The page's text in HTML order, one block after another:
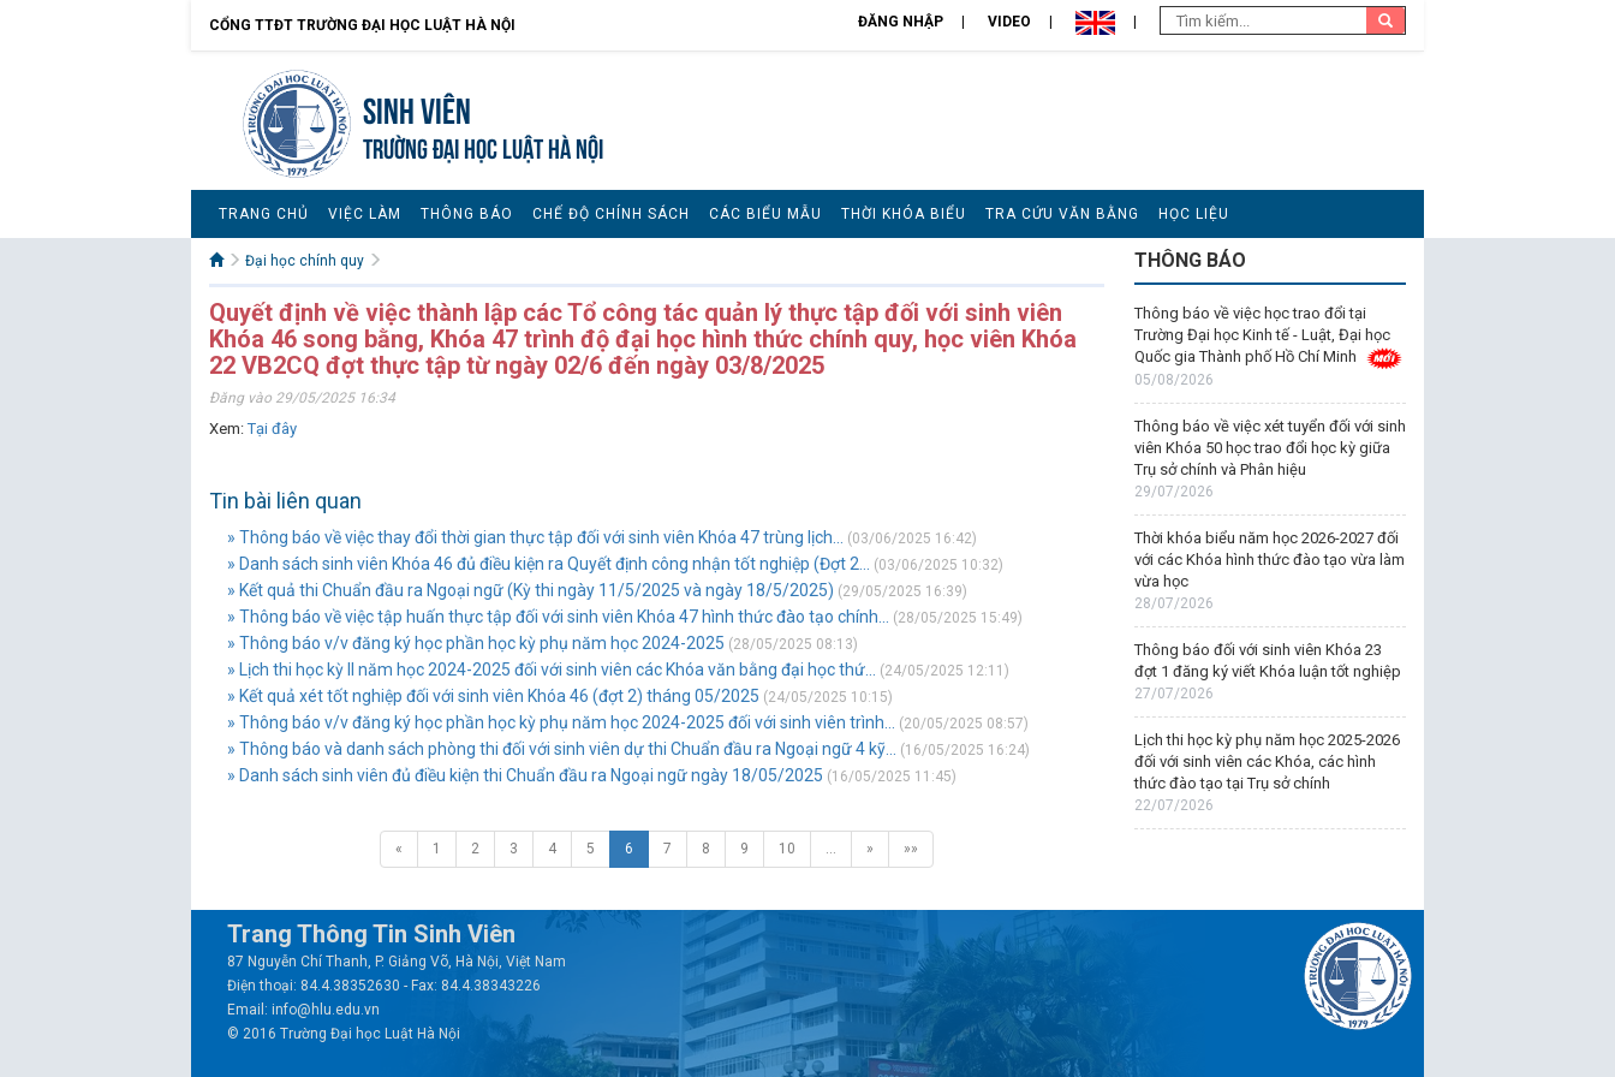
CỔNG TTĐT TRƯỜNG ĐẠI HỌC LUẬT HÀ NỘI ĐĂNG NHẬP VIDEO
Sinh viên
TRƯỜNG ĐẠI HỌC LUẬT HÀ NỘI
TRANG CHỦ VIỆC LÀM THÔNG BÁO CHẾ ĐỘ CHÍNH SÁCH CÁC BIỂU MẪU THỜI KHÓA BIỂU TRA CỨU VĂN BẰNG HỌC LIỆU
Đại học chính quy
Quyết định về việc thành lập các Tổ công tác quản lý thực tập đối với sinh viên
Khóa 46 song bằng, Khóa 47 trình độ đại học hình thức chính quy, học viên Khóa
22 VB2CQ đợt thực tập từ ngày 02/6 đến ngày 03/8/2025
Đăng vào 29/05/2025 16:34
Xem:Tại đây
Tin bài liên quan
» Thông báo về việc thay đổi thời gian thực tập đối với sinh viên Khóa 47 trùng lịch... (03/06/2025 16:42)
» Danh sách sinh viên Khóa 46 đủ điều kiện ra Quyết định công nhận tốt nghiệp (Đợt 2... (03/06/2025 10:32)
» Kết quả thi Chuẩn đầu ra Ngoại ngữ (Kỳ thi ngày 11/5/2025 và ngày 18/5/2025) (29/05/2025 16:39)
» Thông báo về việc tập huấn thực tập đối với sinh viên Khóa 47 hình thức đào tạo chính... (28/05/2025 15:49)
» Thông báo v/v đăng ký học phần học kỳ phụ năm học 2024-2025 (28/05/2025 08:13)
» Lịch thi học kỳ II năm học 2024-2025 đối với sinh viên các Khóa văn bằng đại học thứ... (24/05/2025 12:11)
» Kết quả xét tốt nghiệp đối với sinh viên Khóa 46 (đợt 2) tháng 05/2025 (24/05/2025 10:15)
» Thông báo v/v đăng ký học phần học kỳ phụ năm học 2024-2025 đối với sinh viên trình... (20/05/2025 08:57)
» Thông báo và danh sách phòng thi đối với sinh viên dự thi Chuẩn đầu ra Ngoại ngữ 4 kỹ... (16/05/2025 16:24)
» Danh sách sinh viên đủ điều kiện thi Chuẩn đầu ra Ngoại ngữ ngày 18/05/2025 (16/05/2025 11:45)
« 1 2 3 4 5 6 7 8 9 10 … » »»
THÔNG BÁO
Thông báo về việc học trao đổi tại
Trường Đại học Kinh tế - Luật, Đại học
Quốc gia Thành phố Hồ Chí Minh
05/08/2026
Thông báo về việc xét tuyển đối với sinh
viên Khóa 50 học trao đổi học kỳ giữa
Trụ sở chính và Phân hiệu
29/07/2026
Thời khóa biểu năm học 2026-2027 đối
với các Khóa hình thức đào tạo vừa làm
vừa học
28/07/2026
Thông báo đối với sinh viên Khóa 23
đợt 1 đăng ký viết Khóa luận tốt nghiệp
27/07/2026
Lịch thi học kỳ phụ năm học 2025-2026
đối với sinh viên các Khóa, các hình
thức đào tạo tại Trụ sở chính
22/07/2026
Trang Thông Tin Sinh Viên
87 Nguyễn Chí Thanh, P. Giảng Võ, Hà Nội, Việt Nam
Điện thoại: 84.4.38352630 - Fax: 84.4.38343226
Email: info@hlu.edu.vn
© 2016 Trường Đại học Luật Hà Nội